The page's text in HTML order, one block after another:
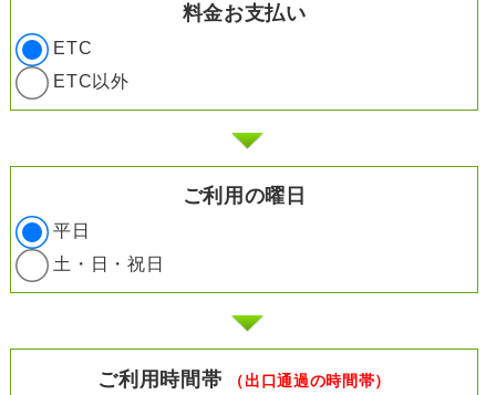
料金お支払い
ETC
ETC以外
ご利用の曜日
平日
土・日・祝日
ご利用時間帯 （出口通過の時間帯）